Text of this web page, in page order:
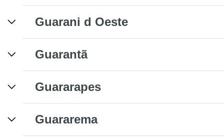
Guarani d Oeste
Guarantã
Guararapes
Guararema